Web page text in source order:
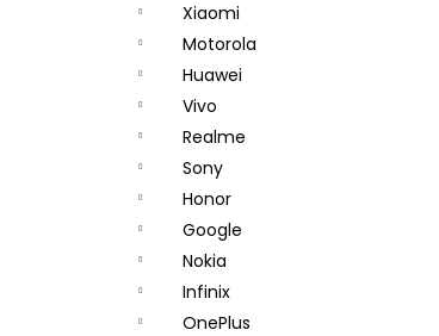
Xiaomi
Motorola
Huawei
Vivo
Realme
Sony
Honor
Google
Nokia
Infinix
OnePlus